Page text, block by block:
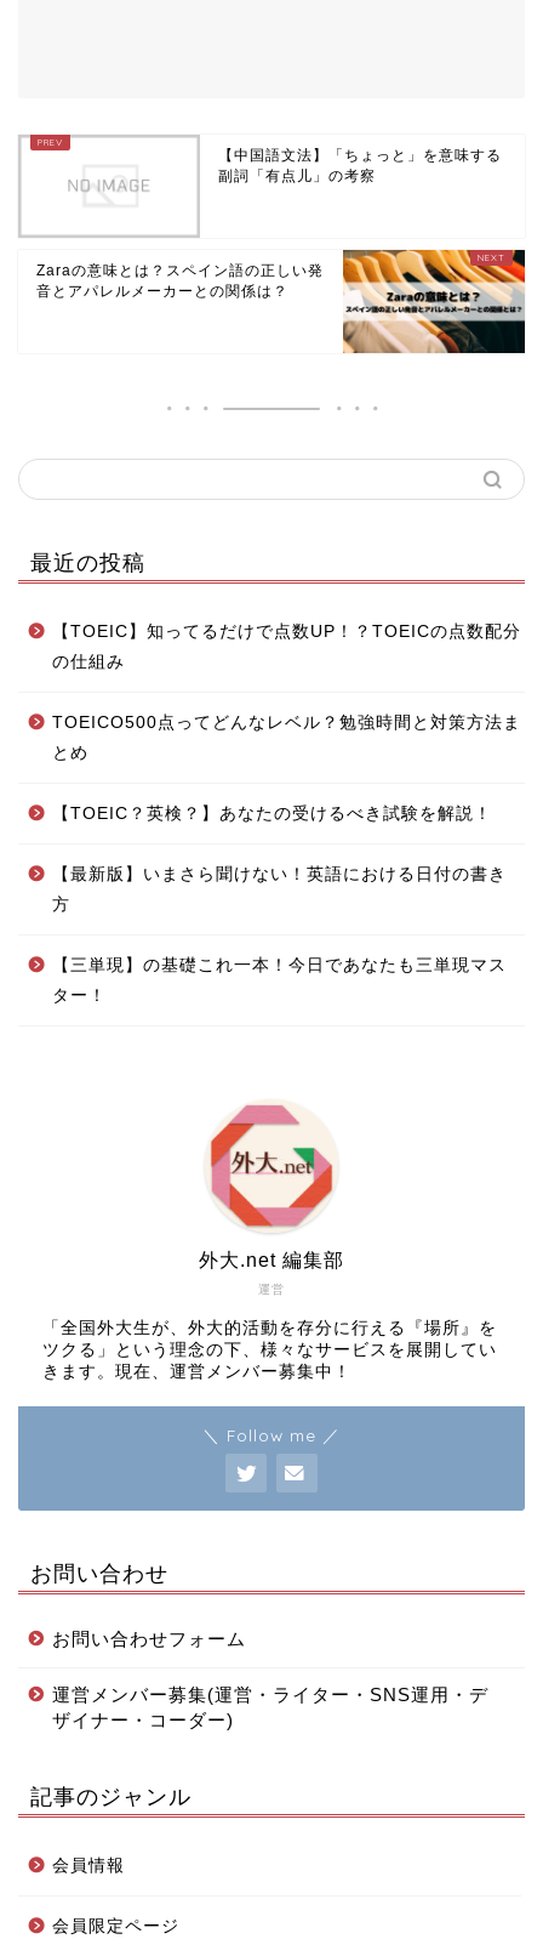
【中国語文法】「ちょっと」を意味する
副詞「有点儿」の考察
Zaraの意味とは？スペイン語の正しい発
音とアパレルメーカーとの関係は？
最近の投稿
【TOEIC】知ってるだけで点数UP！？TOEICの点数配分
の仕組み
TOEICO500点ってどんなレベル？勉強時間と対策方法ま
とめ
【TOEIC？英検？】あなたの受けるべき試験を解説！
【最新版】いまさら聞けない！英語における日付の書き
方
【三単現】の基礎これ一本！今日であなたも三単現マス
ター！
運営
外大.net 編集部
「全国外大生が、外大的活動を存分に行える『場所』を
ツクる」という理念の下、様々なサービスを展開してい
きます。現在、運営メンバー募集中！
＼ Follow me ／
お問い合わせ
お問い合わせフォーム
運営メンバー募集(運営・ライター・SNS運用・デ
ザイナー・コーダー)
記事のジャンル
会員情報
会員限定ページ